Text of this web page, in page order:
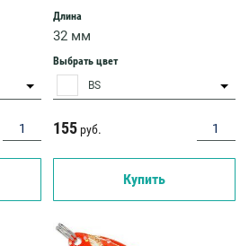
Длина
32 мм
Выбрать цвет
BS
155 руб.
Купить